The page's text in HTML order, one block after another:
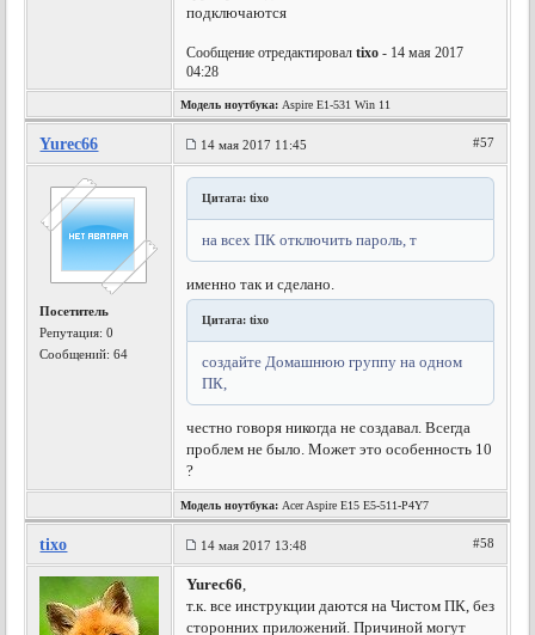
подключаются
Сообщение отредактировалtixo - 14 мая 2017
04:28
Модель ноутбука: Aspire E1-531 Win 11
Yurec66 14 мая 2017 11:45 #57
Посетитель
Репутация:0
Сообщений: 64
Цитата: tixo
на всех ПК отключить пароль, т
именно так и сделано.
Цитата: tixo
создайте Домашнюю группу на одном
ПК,
честно говоря никогда не создавал. Всегда
проблем не было. Может это особенность 10
?
Модель ноутбука: Acer Aspire E15 E5-511-P4Y7
tixo 14 мая 2017 13:48 #58
Yurec66,
т.к. все инструкции даются на Чистом ПК, без
сторонних приложений. Причиной могут